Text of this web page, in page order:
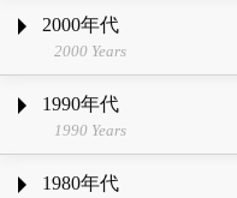
2000年代
2000 Years
1990年代
1990 Years
1980年代